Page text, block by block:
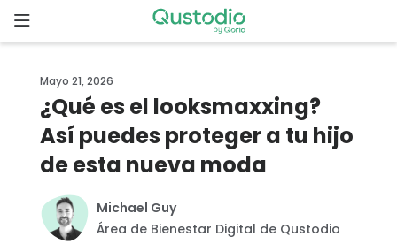
to
content
Comenzar
¿Por qué
Qustodio?
Mayo 21, 2026
¿Qué es el looksmaxxing?
Así puedes proteger a tu hijo
de esta nueva moda
Michael Guy
Área de Bienestar Digital de Qustodio